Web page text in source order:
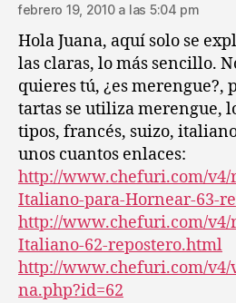
febrero 19, 2010 a las 5:04 pm
Hola Juana, aquí solo se
las claras, lo más sencillo.
quieres tú, ¿es merengue?,
tartas se utiliza merengue,
tipos, francés, suizo,
unos cuantos enlaces:
http://www.chefuri.com/v4/
Italiano-para-Hornear-63-
http://www.chefuri.com/v4/
Italiano-62-repostero.html
http://www.chefuri.com/v4/
na.php?id=62